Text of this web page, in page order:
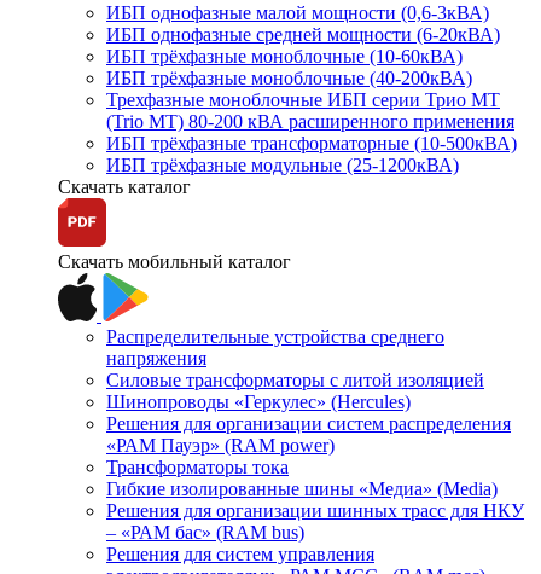
ИБП однофазные малой мощности (0,6-3кВА)
ИБП однофазные средней мощности (6-20кВА)
ИБП трёхфазные моноблочные (10-60кВА)
ИБП трёхфазные моноблочные (40-200кВА)
Трехфазные моноблочные ИБП серии Трио МТ
(Trio MT) 80-200 кВА расширенного применения
ИБП трёхфазные трансформаторные (10-500кВА)
ИБП трёхфазные модульные (25-1200кВА)
Скачать каталог
Скачать мобильный каталог
Распределительные устройства среднего
напряжения
Силовые трансформаторы с литой изоляцией
Шинопроводы «Геркулес» (Hercules)
Решения для организации систем распределения
«РАМ Пауэр» (RAM power)
Трансформаторы тока
Гибкие изолированные шины «Медиа» (Media)
Решения для организации шинных трасс для НКУ
– «РАМ бас» (RAM bus)
Решения для систем управления